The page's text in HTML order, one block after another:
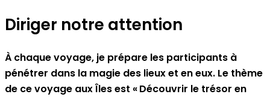
Diriger notre attention
À chaque voyage, je prépare les participants à
pénétrer dans la magie des lieux et en eux. Le thème
de ce voyage aux Îles est « Découvrir le trésor en